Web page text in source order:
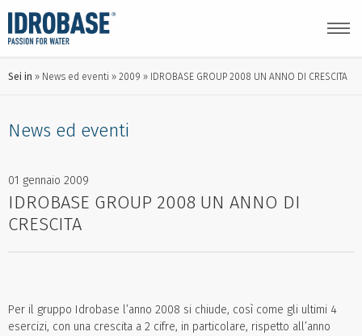
Sei in News ed eventi 2009 IDROBASE GROUP 2008 UN ANNO DI CRESCITA
News ed eventi
01 gennaio 2009
IDROBASE GROUP 2008 UN ANNO DI
CRESCITA
Per il gruppo Idrobase l’anno 2008 si chiude, così come gli ultimi 4
esercizi, con una crescita a 2 cifre, in particolare, rispetto all’anno